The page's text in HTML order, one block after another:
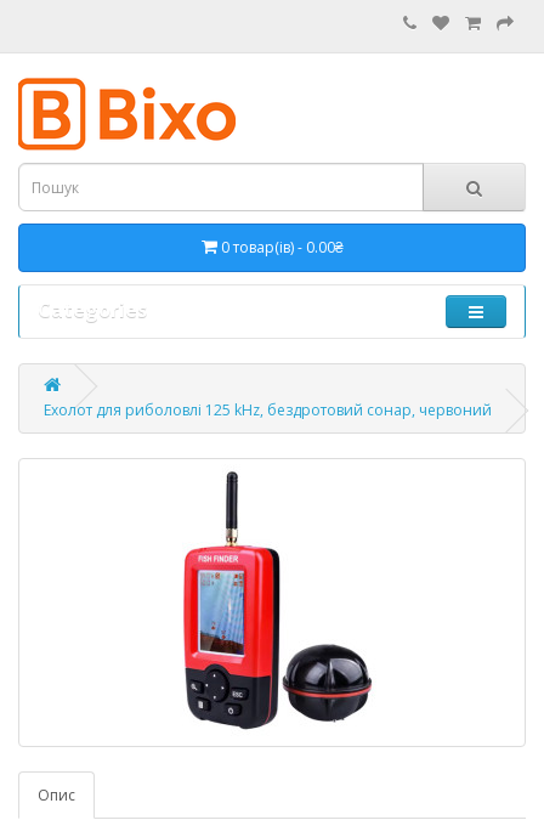
0 товар(ів) - 0.00₴
Categories
Ехолот для риболовлі 125 kHz, бездротовий сонар, червоний
Опис